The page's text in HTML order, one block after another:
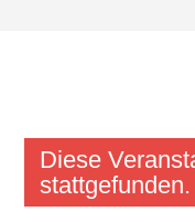
Diese
stattgefunden.